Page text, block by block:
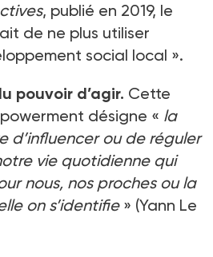
, publié en 2019, le
de ne plus utiliser
social local ».
pouvoir d’agir. Cette
désigne « la
d’influencer ou de réguler
vie quotidienne qui
nous, nos proches ou la
on s’identifie» (Yann Le